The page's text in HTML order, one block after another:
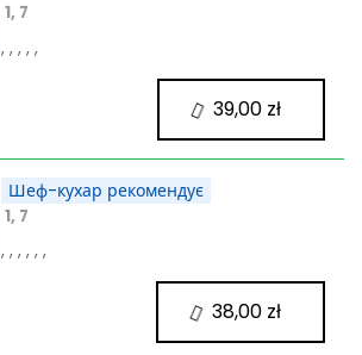
1, 7
, , , , ,
Шеф-кухар рекомендує
1, 7
, , , , , ,